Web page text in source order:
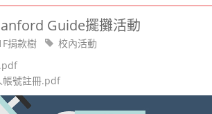
Guide擺攤活動
捐款樹
校內活動
號註冊.pdf